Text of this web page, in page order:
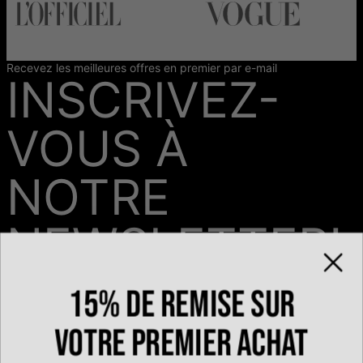
Recevez les meilleures offres en premier par e-mail
INSCRIVEZ-
VOUS À
NOTRE
NEWSLETTER!
15% de remise sur
votre premier achat